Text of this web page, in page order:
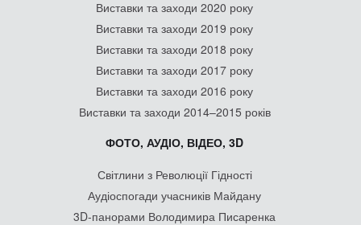
Виставки та заходи 2020 року
Виставки та заходи 2019 року
Виставки та заходи 2018 року
Виставки та заходи 2017 року
Виставки та заходи 2016 року
Виставки та заходи 2014–2015 років
ФОТО, АУДІО, ВІДЕО, 3D
Світлини з Революції Гідності
Аудіоспогади учасників Майдану
3D-панорами Володимира Писаренка